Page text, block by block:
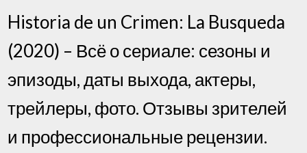
Historia de un Crimen: La Busqueda
(2020) – Всё о сериале: сезоны и
эпизоды, даты выхода, актеры,
трейлеры, фото. Отзывы зрителей
и профессиональные рецензии.